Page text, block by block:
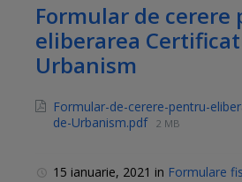
Formular de cerere
eliberarea
Urbanism
Formular-de-cerere-pentru-
de-Urbanism.pdf 2 MB
15 ianuarie, 2021 in Formulare